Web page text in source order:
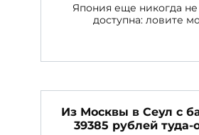
Япония еще никогда не
доступна: ловите
Из Москвы в Сеул с
39385 рублей туда-